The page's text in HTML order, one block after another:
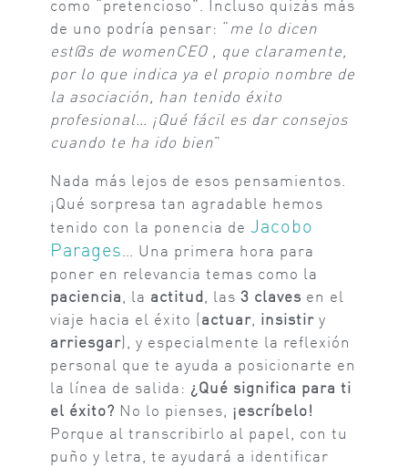
como “pretencioso”. Incluso quizás más
de uno podría pensar: “ me lo dicen
est@s de womenCEO , que claramente,
por lo que indica ya el propio nombre de
la asociación, han tenido éxito
profesional… ¡Qué fácil es dar consejos
cuando te ha ido bien”
Nada más lejos de esos pensamientos.
¡Qué sorpresa tan agradable hemos
tenido con la ponencia de Jacobo
Parages … Una primera hora para
poner en relevancia temas como la
paciencia , la actitud , las 3 claves en el
viaje hacia el éxito (actuar, insistiry
arriesgar), y especialmente la reflexión
personal que te ayuda a posicionarte en
la línea de salida: ¿Qué significa para ti
el éxito? No lo pienses, ¡escríbelo!
Porque al transcribirlo al papel, con tu
puño y letra, te ayudará a identificar